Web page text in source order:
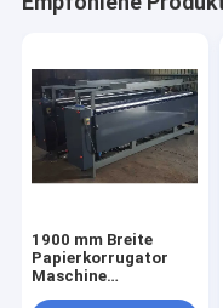
1900 mm Breite
Papierkorrugator
Maschine